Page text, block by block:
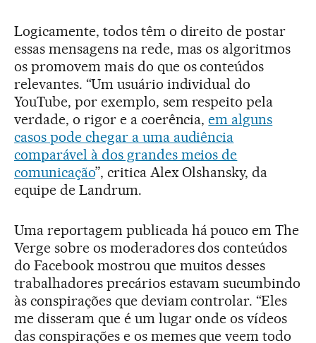
Logicamente, todos têm o direito de postar
essas mensagens na rede, mas os algoritmos
os promovem mais do que os conteúdos
relevantes. “Um usuário individual do
YouTube, por exemplo, sem respeito pela
verdade, o rigor e a coerência,em alguns
casos pode chegar a uma audiência
comparável à dos grandes meios de
comunicação”, critica Alex Olshansky, da
equipe de Landrum.
Uma reportagem publicada há pouco em The
Verge sobre os moderadores dos conteúdos
do Facebook mostrou que muitos desses
trabalhadores precários estavam sucumbindo
às conspirações que deviam controlar. “Eles
me disseram que é um lugar onde os vídeos
das conspirações e os memes que veem todo